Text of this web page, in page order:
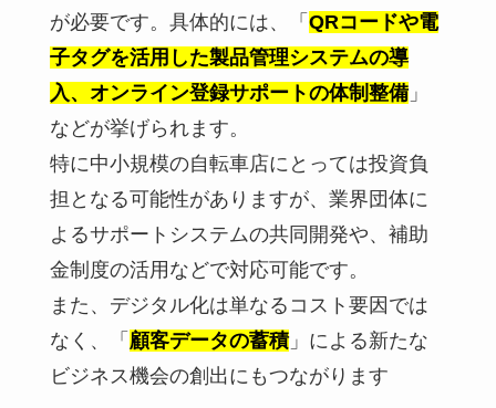
が必要です。具体的には、「 QRコードや電
子タグを活用した製品管理システムの導
入、オンライン登録サポートの体制整備」
などが挙げられます。
特に中小規模の自転車店にとっては投資負
担となる可能性がありますが、業界団体に
よるサポートシステムの共同開発や、補助
金制度の活用などで対応可能です。
また、デジタル化は単なるコスト要因では
なく、「 顧客データの蓄積」による新たな
ビジネス機会の創出にもつながります